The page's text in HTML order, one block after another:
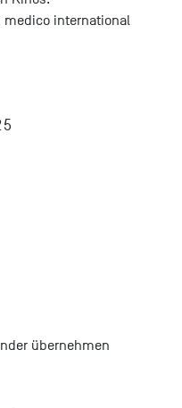
medico international
übernehmen